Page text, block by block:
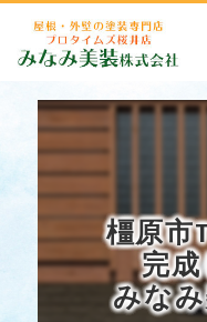
橿原市
完
みな